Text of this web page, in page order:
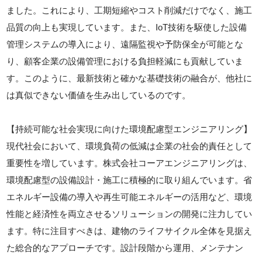
ました。これにより、工期短縮やコスト削減だけでなく、施工
品質の向上も実現しています。また、IoT技術を駆使した設備
管理システムの導入により、遠隔監視や予防保全が可能とな
り、顧客企業の設備管理における負担軽減にも貢献していま
す。このように、最新技術と確かな基礎技術の融合が、他社に
は真似できない価値を生み出しているのです。
【持続可能な社会実現に向けた環境配慮型エンジニアリング】
現代社会において、環境負荷の低減は企業の社会的責任として
重要性を増しています。株式会社コーアエンジニアリングは、
環境配慮型の設備設計・施工に積極的に取り組んでいます。省
エネルギー設備の導入や再生可能エネルギーの活用など、環境
性能と経済性を両立させるソリューションの開発に注力してい
ます。特に注目すべきは、建物のライフサイクル全体を見据え
た総合的なアプローチです。設計段階から運用、メンテナン